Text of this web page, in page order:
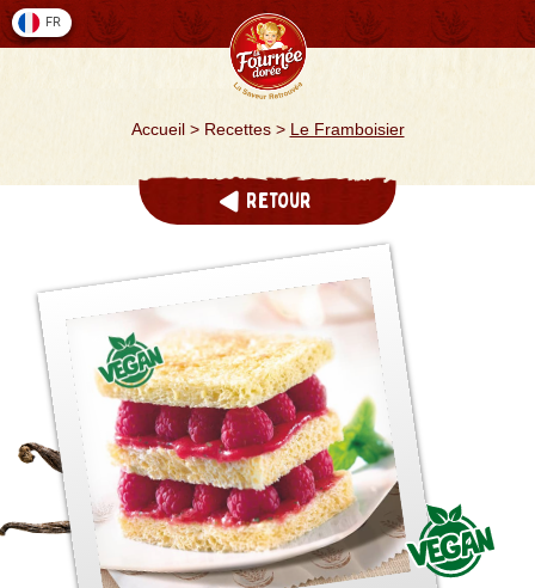
FR
Accueil> Recettes> Le Framboisier
Retour
Cookies management panel